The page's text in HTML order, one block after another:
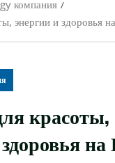
компания
энергии и здоровья
красоты,